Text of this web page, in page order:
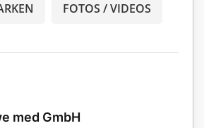
FOTOS / VIDEOS
med GmbH